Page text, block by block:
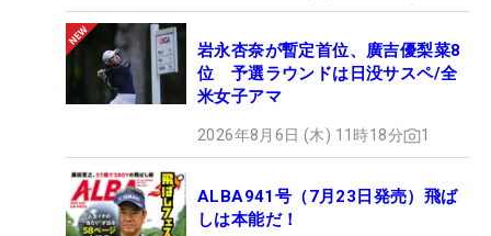
岩永杏奈が暫定首位、廣吉優梨菜8
位 予選ラウンドは日没サスペ/全
米女子アマ
2026年8月6日 (木) 11時18分 1
ALBA941号（7月23日発売）飛ば
しは本能だ！